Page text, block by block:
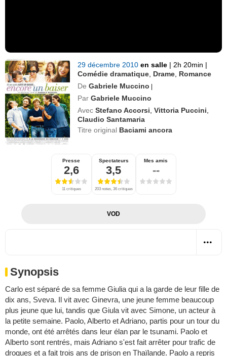
29 décembre 2010en salle | 2h 20min |
Comédie dramatique Drame Romance
De Gabriele Muccino |
Par Gabriele Muccino
Avec Stefano Accorsi ,Vittoria Puccini
Claudio Santamaria
Titre original Baciami ancora
Presse
2,6
11 critiques
Spectateurs
3,5
203 notes, 36 critiques
Mes amis
--
VOD
Synopsis
Carlo est séparé de sa femme Giulia qui a la garde de leur fille de
dix ans, Sveva. Il vit avec Ginevra, une jeune femme beaucoup
plus jeune que lui, tandis que Giula vit avec Simone, un acteur à
la petite semaine. Paolo, Alberto et Adriano, partis pour un tour du
monde, ont été arrêtés dans leur élan par le tsunami. Paolo et
Alberto sont rentrés, mais Adriano s'est fait arrêter pour trafic de
drogues et a fait trois ans de prison en Thaïlande. Paolo a repris